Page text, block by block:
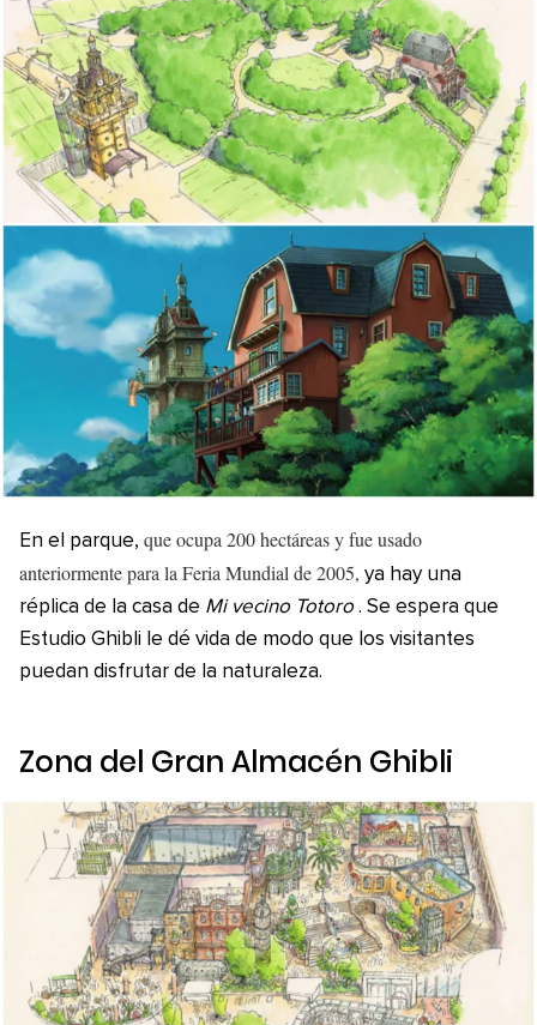
En el parque, que ocupa 200 hectáreas y fue usado
anteriormente para la Feria Mundial de 2005, ya hay una
réplica de la casa de Mi vecino Totoro . Se espera que
Estudio Ghibli le dé vida de modo que los visitantes
puedan disfrutar de la naturaleza.
Zona del Gran Almacén Ghibli